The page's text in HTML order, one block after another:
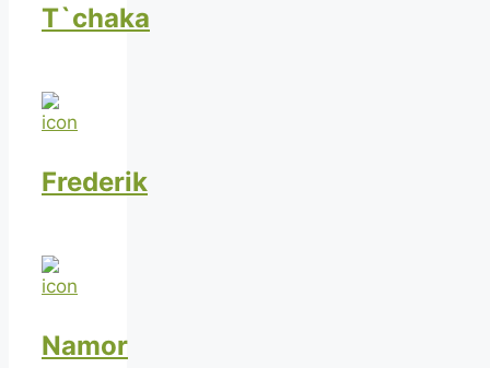
T`chaka
Frederik
Namor